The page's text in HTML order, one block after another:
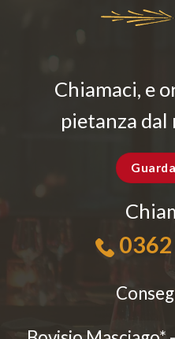
Chiamaci, e
pietanza dal